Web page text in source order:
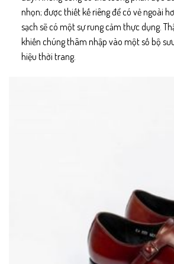
nhọn; được thiết kế riêng để có vẻ ngoài
sạch sẽ có một sự rung cảm thực dụng.
khiến chúng thâm nhập vào một số bộ
hiệu thời trang.